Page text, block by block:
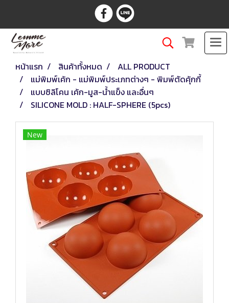
หน้าแรก สินค้าทั้งหมด
ALL PRODUCT
แม่พิมพ์เค้ก - แม่พิมพ์ประเภทต่างๆ - พิมพ์ตัดคุ้กกี้
แบบซิลิโคน เค้ก-มูส-น้ำแข็ง และอื่นๆ
SILICONE MOLD : HALF-SPHERE (5pcs)
New